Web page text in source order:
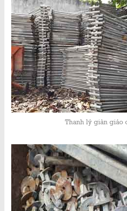
Thanh lý giàn giáo